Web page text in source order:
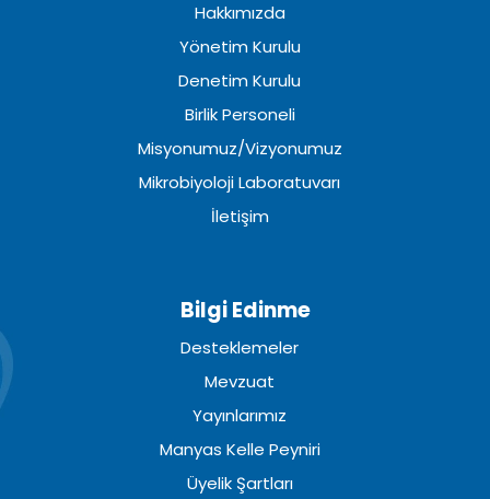
Hakkımızda
Yönetim Kurulu
Denetim Kurulu
Birlik Personeli
Misyonumuz/Vizyonumuz
Mikrobiyoloji Laboratuvarı
İletişim
Bilgi Edinme
Desteklemeler
Mevzuat
Yayınlarımız
Manyas Kelle Peyniri
Üyelik Şartları